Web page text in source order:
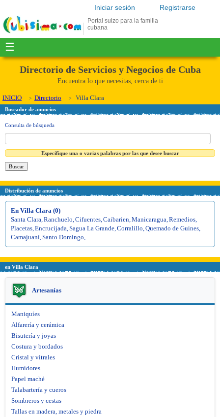
Registrarse
Iniciar sesión
Portal suizo para la familia
cubana
☰
Directorio de Servicios y Negocios de Cuba
Encuentra lo que necesitas, cerca de ti
INICIO Directorio Villa Clara
Buscador de anuncios
Consulta de búsqueda
Especifique una o varias palabras por las que desee buscar
Distribución de anuncios
En Villa Clara (0)
Santa Clara Ranchuelo Cifuentes Caibarien Manicaragua Remedios
Placetas Encrucijada Sagua La Grande Corralillo Quemado de Guines
Camajuaní Santo Domingo
en Villa Clara
Artesanías
Maniquíes
Alfarería y cerámica
Bisutería y joyas
Costura y bordados
Cristal y vitrales
Humidores
Papel maché
Talabartería y cueros
Sombreros y cestas
Tallas en madera, metales y piedra